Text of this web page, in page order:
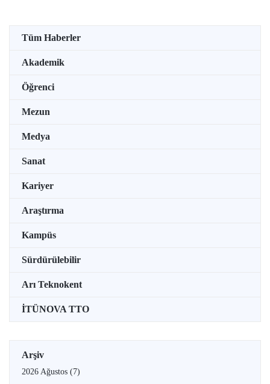
Tüm Haberler
Akademik
Öğrenci
Mezun
Medya
Sanat
Kariyer
Araştırma
Kampüs
Sürdürülebilir
Arı Teknokent
İTÜNOVA TTO
Arşiv
2026 Ağustos (7)